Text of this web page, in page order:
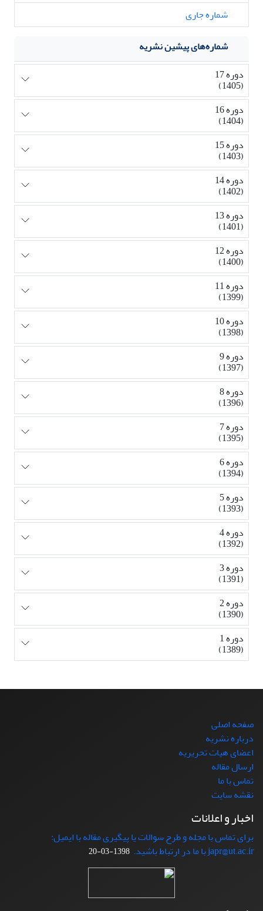
شماره جاری
شماره‌های پیشین نشریه
دوره 17
(1405)
دوره 16
(1404)
دوره 15
(1403)
دوره 14
(1402)
دوره 13
(1401)
دوره 12
(1400)
دوره 11
(1399)
دوره 10
(1398)
دوره 9
(1397)
دوره 8
(1396)
دوره 7
(1395)
دوره 6
(1394)
دوره 5
(1393)
دوره 4
(1392)
دوره 3
(1391)
دوره 2
(1390)
دوره 1
(1389)
صفحه اصلی
درباره نشریه
اعضای هیات تحریریه
ارسال مقاله
تماس با ما
نقشه سایت
اخبار و اعلانات
برای تماس با مجله و طرح سوالات یا پیگیری مقاله با ایمیل:
japr@ut.ac.ir با ما در ارتباط باشید.
1398-03-20